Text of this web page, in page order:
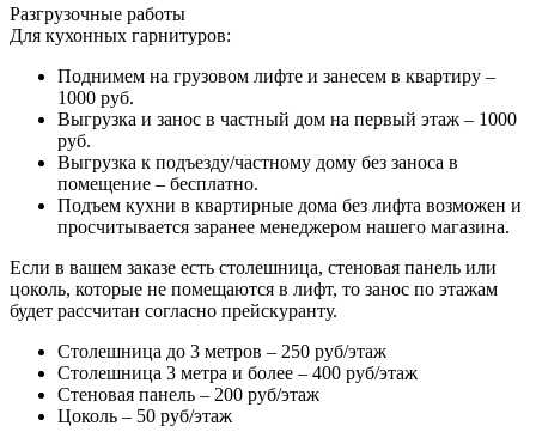
Разгрузочные работы
Для кухонных гарнитуров:
Поднимем на грузовом лифте и занесем в квартиру –
1000 руб.
Выгрузка и занос в частный дом на первый этаж – 1000
руб.
Выгрузка к подъезду/частному дому без заноса в
помещение – бесплатно.
Подъем кухни в квартирные дома без лифта возможен и
просчитывается заранее менеджером нашего магазина.
Если в вашем заказе есть столешница, стеновая панель или
цоколь, которые не помещаются в лифт, то занос по этажам
будет рассчитан согласно прейскуранту.
Столешница до 3 метров – 250 руб/этаж
Столешница 3 метра и более – 400 руб/этаж
Стеновая панель – 200 руб/этаж
Цоколь – 50 руб/этаж